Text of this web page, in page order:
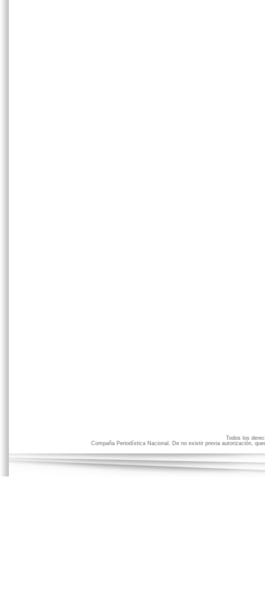
Todos los
Compaña Periodística Nacional. De no existir previa autorización,